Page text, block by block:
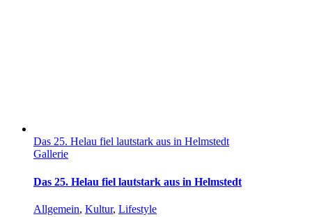
Das 25. Helau fiel lautstark aus in Helmstedt
Gallerie
Das 25. Helau fiel lautstark aus in Helmstedt
Allgemein, Kultur, Lifestyle